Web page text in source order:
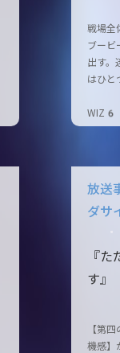
戦場全
ブービ
出す。
はひと
放送
ダサ
『
す』
【第
機感】